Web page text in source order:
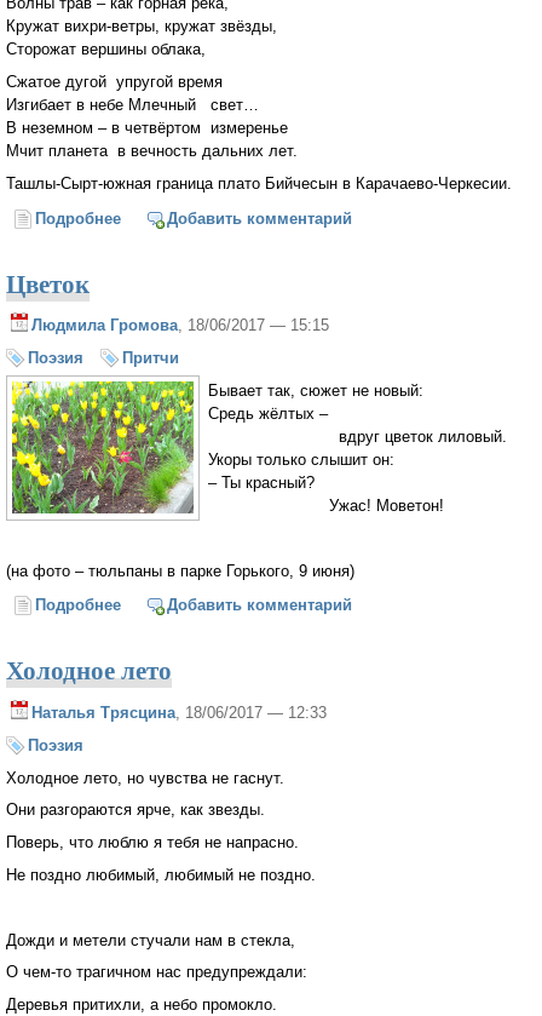
Кружат вихри-ветры, кружат звёзды,
Сторожат вершины облака,
Сжатое дугой упругой время
Изгибает в небе Млечный свет…
В неземном – в четвёртом измеренье
Мчит планета в вечность дальних лет.
Ташлы-Сырт-южная граница плато Бийчесын в Карачаево-Черкесии.
Подробнее о Ташлы-Сырт
Добавить комментарий
Цветок
Людмила Громова, 18/06/2017 — 15:15
Поэзия
Притчи
Бывает так, сюжет не новый:
Средь жёлтых –
вдруг цветок лиловый.
Укоры только слышит он:
– Ты красный?
Ужас! Моветон!
(на фото – тюльпаны в парке Горького, 9 июня)
Подробнее о ЦветокДобавить комментарий
Холодное лето
Наталья Трясцина, 18/06/2017 — 12:33
Поэзия
Холодное лето, но чувства не гаснут.
Они разгораются ярче, как звезды.
Поверь, что люблю я тебя не напрасно.
Не поздно любимый, любимый не поздно.
Дожди и метели стучали нам в стекла,
О чем-то трагичном нас предупреждали:
Деревья притихли, а небо промокло.